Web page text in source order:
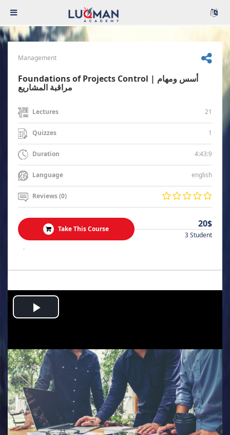
Management
Foundations of Projects Control | أسس ومهام
مراقبة المشاريع
Lectures 21
Quizzes 1
Duration 4:43:9
Language english
Reviews (0)
Take This Course 20$
3 Student
.
Play